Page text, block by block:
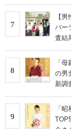
7
【
バー
査結
8
「
の男
新調
9
「